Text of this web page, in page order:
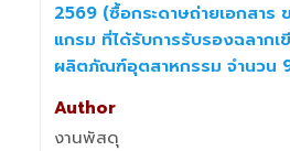
2569 (ซื้อกระดาษถ่ายเอกสา
แกรม ที่ได้รับการรับรองฉลากเ
ผลิตภัณฑ์อุตสาหกรรม จำนวน
งานพัสดุ